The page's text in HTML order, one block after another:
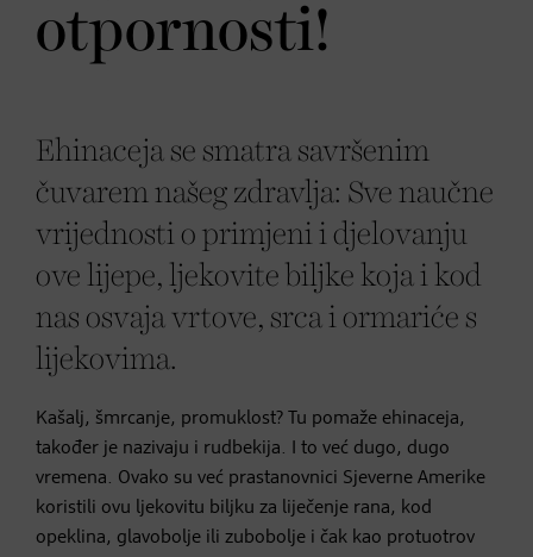
otpornosti!
Ehinaceja se smatra savršenim
čuvarem našeg zdravlja: Sve naučne
vrijednosti o primjeni i djelovanju
ove lijepe, ljekovite biljke koja i kod
nas osvaja vrtove, srca i ormariće s
lijekovima.
Kašalj, šmrcanje, promuklost? Tu pomaže ehinaceja,
također je nazivaju i rudbekija. I to već dugo, dugo
vremena. Ovako su već prastanovnici Sjeverne Amerike
koristili ovu ljekovitu biljku za liječenje rana, kod
opeklina, glavobolje ili zubobolje i čak kao protuotrov